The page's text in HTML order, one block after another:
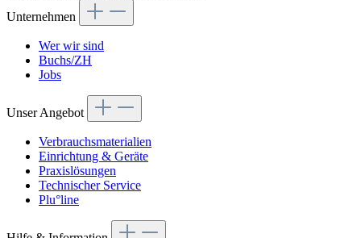
Unternehmen
Wer wir sind
Buchs/ZH
Jobs
Unser Angebot
Verbrauchsmaterialien
Einrichtung & Geräte
Praxislösungen
Technischer Service
Plu°line